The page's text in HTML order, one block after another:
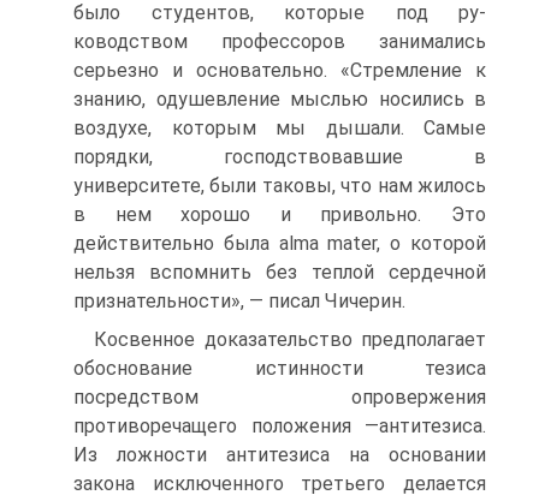
было студентов, которые под ру-
ководством профессоров занимались
серьезно и основательно. «Стремление к
знанию, одушевление мыслью носились в
воздухе, которым мы дышали. Самые
порядки, господствовавшие в
университете, были таковы, что нам жилось
в нем хорошо и привольно. Это
действительно была alma mater, о которой
нельзя вспомнить без теплой сердечной
признательности», — писал Чичерин.
Косвенное доказательство предполагает
обоснование истинности тезиса
посредством опровержения
противоречащего положения —антитезиса.
Из ложности антитезиса на основании
закона исключенного третьего делается